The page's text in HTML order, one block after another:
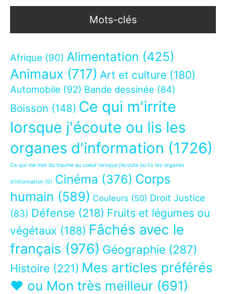
Mots-clés
Afrique (90) Alimentation (425)
Animaux (717) Art et culture (180)
Automobile (92) Bande dessinée (84)
Boisson (148) Ce qui m'irrite
lorsque j'écoute ou lis les
organes d'information (1726)
Ce qui me met du baume au coeur lorsque j’écoute ou lis les organes
d’information (9) Cinéma (376) Corps
humain (589) Couleurs (50) Droit Justice
(83) Défense (218) Fruits et légumes ou
végétaux (188) Fâchés avec le
français (976) Géographie (287)
Histoire (221) Mes articles préférés
❤ ou Mon très meilleur (691)